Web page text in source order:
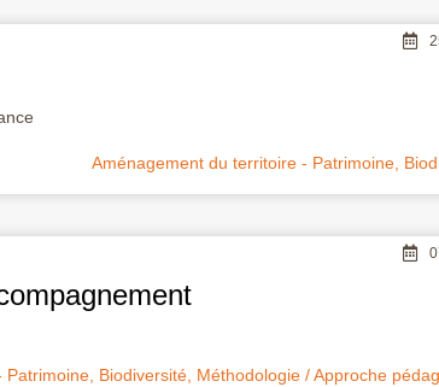
Aménagement du territoire - Patrimoine,
Patrimoine, Biodiversité, Méthodologie / Approche